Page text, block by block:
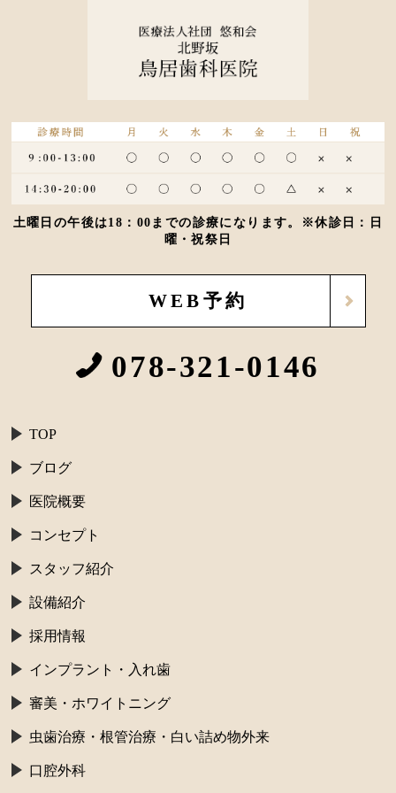
土曜日の午後は18：00までの診療になります。※休診日：日
曜・祝祭日
WEB予約
078-321-0146
TOP
ブログ
医院概要
コンセプト
スタッフ紹介
設備紹介
採用情報
インプラント・入れ歯
審美・ホワイトニング
虫歯治療・根管治療・白い詰め物外来
口腔外科